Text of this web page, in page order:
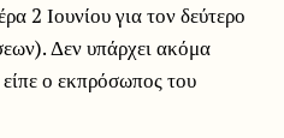
2 Ιουνίου για τον δεύτερο
Δεν υπάρχει ακόμα
ο εκπρόσωπος του